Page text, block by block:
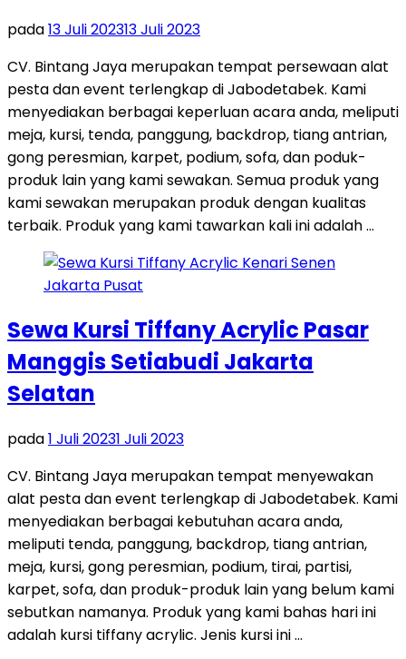
pada13 Juli 202313 Juli 2023
CV. Bintang Jaya merupakan tempat persewaan alat
pesta dan event terlengkap di Jabodetabek. Kami
menyediakan berbagai keperluan acara anda, meliputi
meja, kursi, tenda, panggung, backdrop, tiang antrian,
gong peresmian, karpet, podium, sofa, dan poduk-
produk lain yang kami sewakan. Semua produk yang
kami sewakan merupakan produk dengan kualitas
terbaik. Produk yang kami tawarkan kali ini adalah …
Sewa Kursi Tiffany Acrylic Pasar
Manggis Setiabudi Jakarta
Selatan
pada1 Juli 20231 Juli 2023
CV. Bintang Jaya merupakan tempat menyewakan
alat pesta dan event terlengkap di Jabodetabek. Kami
menyediakan berbagai kebutuhan acara anda,
meliputi tenda, panggung, backdrop, tiang antrian,
meja, kursi, gong peresmian, podium, tirai, partisi,
karpet, sofa, dan produk-produk lain yang belum kami
sebutkan namanya. Produk yang kami bahas hari ini
adalah kursi tiffany acrylic. Jenis kursi ini …